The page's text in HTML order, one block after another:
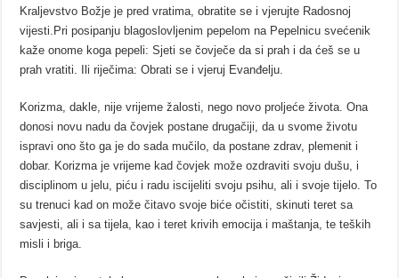
Kraljevstvo Božje je pred vratima, obratite se i vjerujte Radosnoj
vijesti.Pri posipanju blagoslovljenim pepelom na Pepelnicu svećenik
kaže onome koga pepeli: Sjeti se čovječe da si prah i da ćeš se u
prah vratiti. Ili riječima: Obrati se i vjeruj Evanđelju.
Korizma, dakle, nije vrijeme žalosti, nego novo proljeće života. Ona
donosi novu nadu da čovjek postane drugačiji, da u svome životu
ispravi ono što ga je do sada mučilo, da postane zdrav, plemenit i
dobar. Korizma je vrijeme kad čovjek može ozdraviti svoju dušu, i
disciplinom u jelu, piću i radu iscijeliti svoju psihu, ali i svoje tijelo. To
su trenuci kad on može čitavo svoje biće očistiti, skinuti teret sa
savjesti, ali i sa tijela, kao i teret krivih emocija i maštanja, te teških
misli i briga.